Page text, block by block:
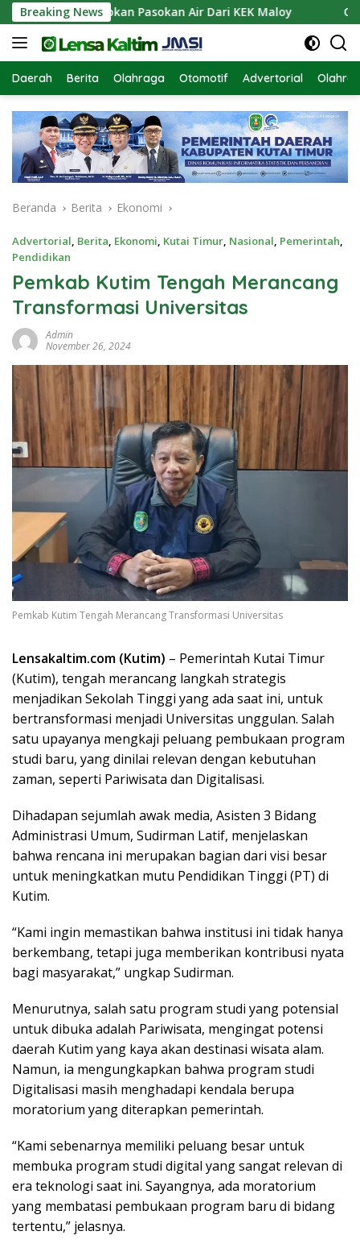
Langsung
ke
konten
Breaking News
TTB Siapkan Pasokan Air Dari KEK Maloy Operasi
Daerah Berita Olahraga Otomotif Advertorial
Beranda Berita Ekonomi
Advertorial, Berita, Ekonomi, Kutai Timur, Nasional, Pemerintah,
Pendidikan
Pemkab Kutim Tengah Merancang
Transformasi Universitas
Admin
November 26, 2024
Pemkab Kutim Tengah Merancang Transformasi Universitas
Lensakaltim.com (Kutim) – Pemerintah Kutai Timur
(Kutim), tengah merancang langkah strategis
menjadikan Sekolah Tinggi yang ada saat ini, untuk
bertransformasi menjadi Universitas unggulan. Salah
satu upayanya mengkaji peluang pembukaan program
studi baru, yang dinilai relevan dengan kebutuhan
zaman, seperti Pariwisata dan Digitalisasi.
Dihadapan sejumlah awak media, Asisten 3 Bidang
Administrasi Umum, Sudirman Latif, menjelaskan
bahwa rencana ini merupakan bagian dari visi besar
untuk meningkatkan mutu Pendidikan Tinggi (PT) di
Kutim.
“Kami ingin memastikan bahwa institusi ini tidak hanya
berkembang, tetapi juga memberikan kontribusi nyata
bagi masyarakat,” ungkap Sudirman.
Menurutnya, salah satu program studi yang potensial
untuk dibuka adalah Pariwisata, mengingat potensi
daerah Kutim yang kaya akan destinasi wisata alam.
Namun, ia mengungkapkan bahwa program studi
Digitalisasi masih menghadapi kendala berupa
moratorium yang diterapkan pemerintah.
“Kami sebenarnya memiliki peluang besar untuk
membuka program studi digital yang sangat relevan di
era teknologi saat ini. Sayangnya, ada moratorium
yang membatasi pembukaan program baru di bidang
tertentu,” jelasnya.